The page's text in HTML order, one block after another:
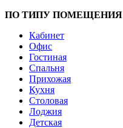
ПО ТИПУ ПОМЕЩЕНИЯ
Кабинет
Офис
Гостиная
Спальня
Прихожая
Кухня
Столовая
Лоджия
Детская